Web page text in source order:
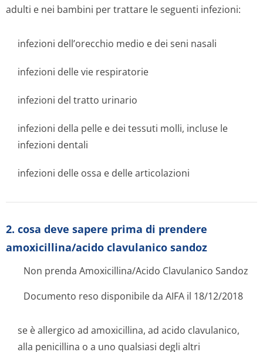
adulti e nei bambini per trattare le seguenti infezioni:
infezioni dell’orecchio medio e dei seni nasali
infezioni delle vie respiratorie
infezioni del tratto urinario
infezioni della pelle e dei tessuti molli, incluse le
infezioni dentali
infezioni delle ossa e delle articolazioni
2. cosa deve sapere prima di prendere
amoxicillina/acido clavulanico sandoz
Non prenda Amoxicillina/Acido Clavulanico Sandoz
Documento reso disponibile da AIFA il 18/12/2018
se è allergico ad amoxicillina, ad acido clavulanico,
alla penicillina o a uno qualsiasi degli altri